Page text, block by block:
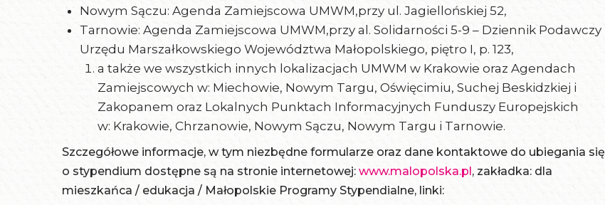
Nowym Sączu: Agenda Zamiejscowa UMWM,przy ul. Jagiellońskiej 52,
Tarnowie: Agenda Zamiejscowa UMWM,przy al. Solidarności 5-9 – Dziennik Podawczy
Urzędu Marszałkowskiego Województwa Małopolskiego, piętro I, p. 123,
a także we wszystkich innych lokalizacjach UMWM w Krakowie oraz Agendach
Zamiejscowych w: Miechowie, Nowym Targu, Oświęcimiu, Suchej Beskidzkiej i
Zakopanem oraz Lokalnych Punktach Informacyjnych Funduszy Europejskich
w: Krakowie, Chrzanowie, Nowym Sączu, Nowym Targu i Tarnowie.
Szczegółowe informacje, w tym niezbędne formularze oraz dane kontaktowe do ubiegania się
o stypendium dostępne są na stronie internetowej: www.malopolska.pl , zakładka: dla
mieszkańca / edukacja / Małopolskie Programy Stypendialne, linki: